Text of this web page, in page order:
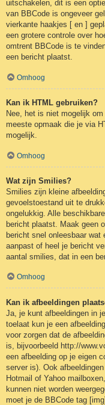
uitschakelen, dit is een
van BBCode is ongeveer
vierkante haakjes [ en ]
een grotere controle over
omtrent BBCode is te
een bericht plaatst.
Omhoog
Kan ik HTML gebruiken?
Nee, het is niet mogelijk
meeste opmaak die je via
mogelijk.
Omhoog
Wat zijn Smilies?
Smilies zijn kleine
gevoelstoestand uit te
ongelukkig. Alle
bericht plaatst. Maak geen
bericht snel onleesbaar
aanpast of heel je bericht
aantal smilies, dat in een
Omhoog
Kan ik afbeeldingen
Ja, je kunt afbeeldingen in
toelaat kun je een
voor zorgen dat de
is, bijvoorbeeld http://
een afbeelding op je eigen
server is). Ook
Hotmail of Yahoo
kunnen niet worden
moet je de BBCode tag